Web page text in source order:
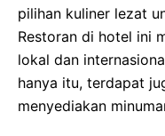
pilihan kuliner lezat
Restoran di hotel ini
lokal dan
hanya itu, terdapat
menyediakan